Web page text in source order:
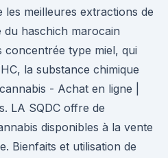
meilleures extractions de
du haschich marocain
concentrée type miel, qui
la substance chimique
- Achat en ligne |
LA SQDC offre de
disponibles à la vente
Bienfaits et utilisation de